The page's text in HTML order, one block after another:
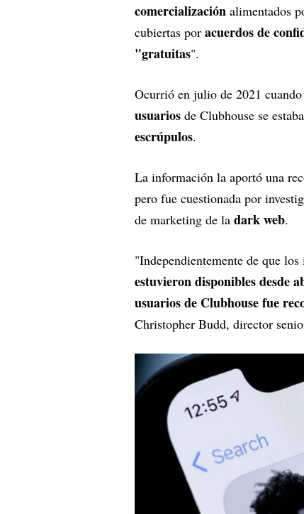
comercialización alimentados
cubiertas por acuerdos de
"gratuitas".
Ocurrió en julio de 2021 cuando
usuarios de Clubhouse se
escrúpulos.
La información la aportó una
pero fue cuestionada por
de marketing de la dark web.
"Independientemente de que
estuvieron disponibles desde
usuarios de Clubhouse fue
Christopher Budd, director